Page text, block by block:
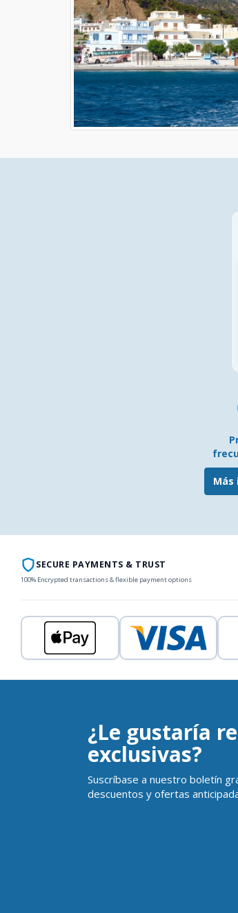
Más
SECURE PAYMENTS & TRUST
100% Encrypted transactions & flexible payment options
¿Le gustaría
exclusivas?
Suscríbase a nuestro boletín
descuentos y ofertas